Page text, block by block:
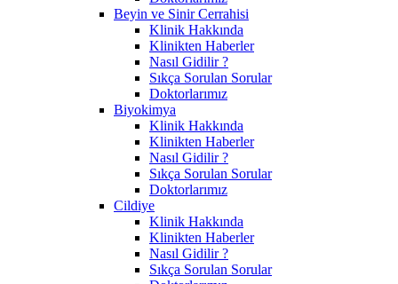
Beyin ve Sinir Cerrahisi
Klinik Hakkında
Klinikten Haberler
Nasıl Gidilir ?
Sıkça Sorulan Sorular
Doktorlarımız
Biyokimya
Klinik Hakkında
Klinikten Haberler
Nasıl Gidilir ?
Sıkça Sorulan Sorular
Doktorlarımız
Cildiye
Klinik Hakkında
Klinikten Haberler
Nasıl Gidilir ?
Sıkça Sorulan Sorular